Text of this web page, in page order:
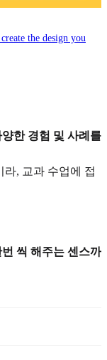
the design you
한 경험 및 사례를
, 교과 수업에 접
씩 해주는 센스까